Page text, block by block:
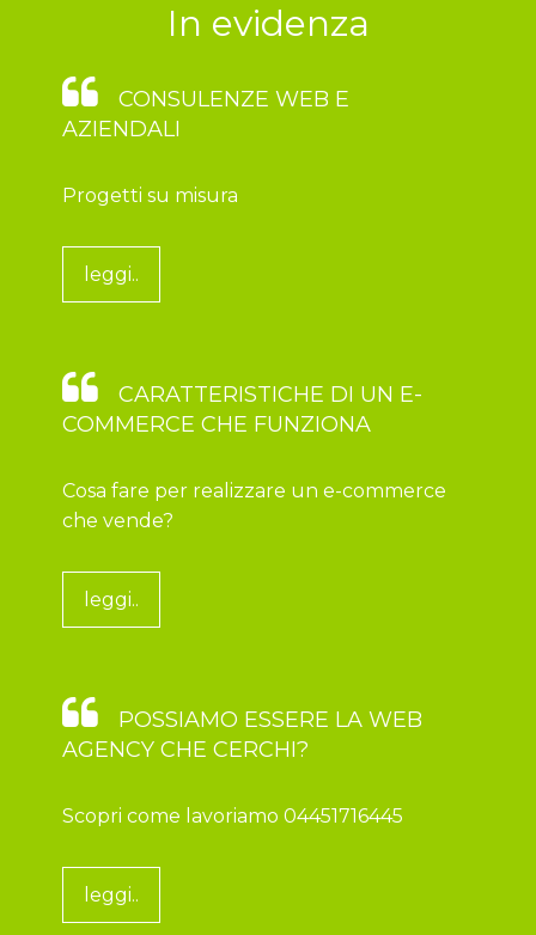
In evidenza
CONSULENZE WEB E
AZIENDALI
Progetti su misura
leggi..
CARATTERISTICHE DI UN E-
COMMERCE CHE FUNZIONA
Cosa fare per realizzare un e-commerce
che vende?
leggi..
POSSIAMO ESSERE LA WEB
AGENCY CHE CERCHI?
Scopri come lavoriamo 04451716445
leggi..